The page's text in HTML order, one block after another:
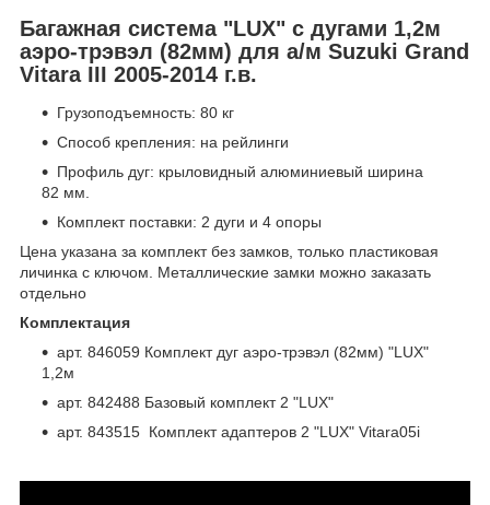
Багажная система "LUX" с дугами 1,2м
аэро-трэвэл (82мм) для а/м Suzuki Grand
Vitara III 2005-2014 г.в.
Грузоподъемность: 80 кг
Способ крепления: на рейлинги
Профиль дуг: крыловидный алюминиевый ширина
82 мм.
Комплект поставки: 2 дуги и 4 опоры
Цена указана за комплект без замков, только пластиковая
личинка с ключом. Металлические замки можно заказать
отдельно
Комплектация
арт. 846059 Комплект дуг аэро-трэвэл (82мм) "LUX"
1,2м
арт. 842488 Базовый комплект 2 "LUX"
арт. 843515 Комплект адаптеров 2 "LUX" Vitara05i